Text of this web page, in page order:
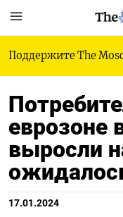
Поддержите The
еврозоне
выросли
17.01.2024